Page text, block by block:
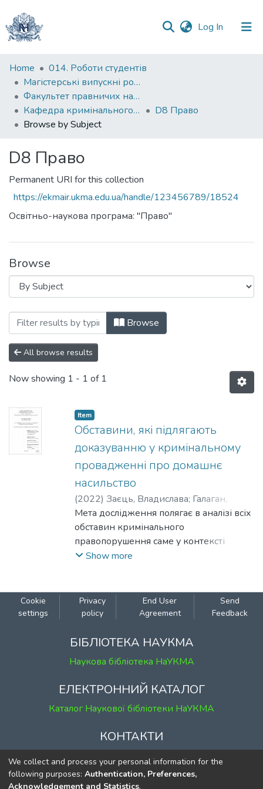
Log In (current)
Communities
&
Collections
All of DSpace
Home
014. Роботи студентів
Магістерські випускні роботи
Факультет правничих наук
Кафедра кримінального та кримінального процесуального права
D8 Право
Browse by Subject
D8 Право
Permanent URI for this collection
https://ekmair.ukma.edu.ua/handle/123456789/18524
Освітньо-наукова програма: "Право"
Browse
Browsing D8 Право by Subject
Browse
All browse results
Now showing 1 - 1 of 1
Item
Обставини, які підлягають
доказуванню у кримінальному
провадженні про домашнє
насильство
(2022) Заєць, Владислава; Галаган,
Володимир
Мета дослідження полягає в аналізі всіх
обставин кримінального
правопорушення саме у контексті
домашнього насильства, та дослідженні
Show more
Cookie
settings
Privacy
policy
End User
Agreement
Send
Feedback
БІБЛІОТЕКА НАУКМА
Наукова бібліотека НаУКМА
ЕЛЕКТРОННИЙ КАТАЛОГ
Каталог Наукової бібліотеки НаУКМА
КОНТАКТИ
м. Київ, вул. Григорія Сковороди, 2
к. 1, к. 120
We collect and process your personal information for the
following purposes: Authentication, Preferences,
Acknowledgement and Statistics.